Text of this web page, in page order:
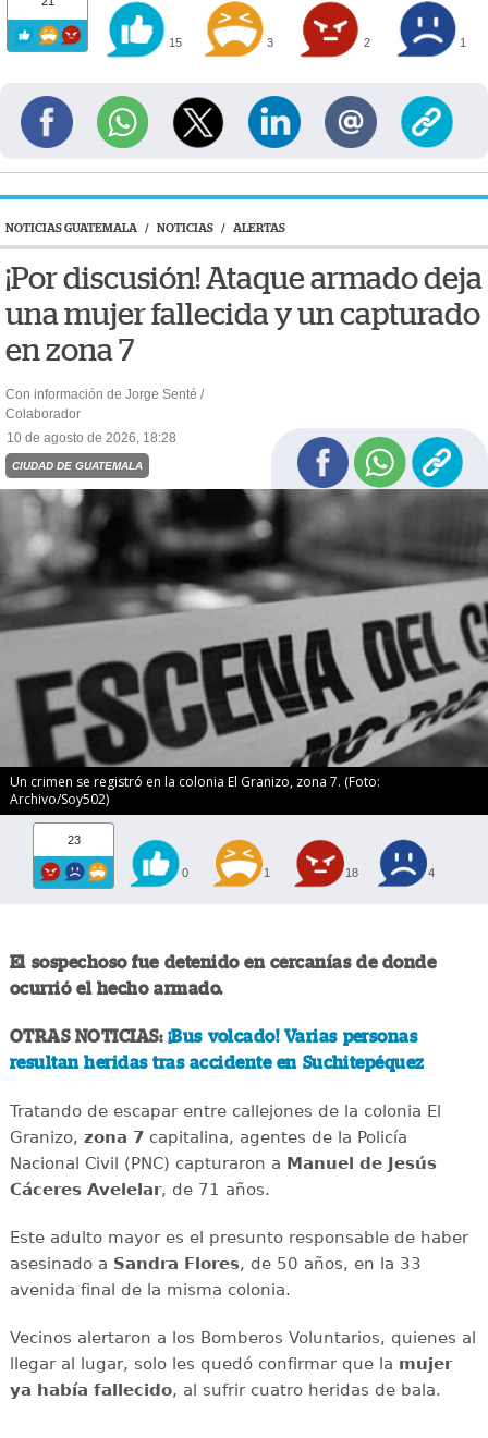
15 3 2 1
NOTICIAS GUATEMALA / NOTICIAS / ALERTAS
¡Por discusión! Ataque armado deja
una mujer fallecida y un capturado
en zona 7
Con información de Jorge Senté /
Colaborador
10 de agosto de 2026, 18:28
CIUDAD DE GUATEMALA
Un crimen se registró en la colonia El Granizo, zona 7. (Foto:
Archivo/Soy502)
23
0 1 18 4
El sospechoso fue detenido en cercanías de donde
ocurrió el hecho armado.
OTRAS NOTICIAS: ¡Bus volcado! Varias personas
resultan heridas tras accidente en Suchitepéquez
Tratando de escapar entre callejones de la colonia El
Granizo, zona 7 capitalina, agentes de la Policía
Nacional Civil (PNC) capturaron a Manuel de Jesús
Cáceres Avelelar, de 71 años.
Este adulto mayor es el presunto responsable de haber
asesinado a Sandra Flores, de 50 años, en la 33
avenida final de la misma colonia.
Vecinos alertaron a los Bomberos Voluntarios, quienes al
llegar al lugar, solo les quedó confirmar que la mujer
ya había fallecido, al sufrir cuatro heridas de bala.